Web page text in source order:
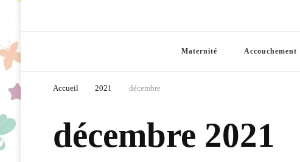
Maternité Accouchement
Accueil 2021 décembre
décembre 2021